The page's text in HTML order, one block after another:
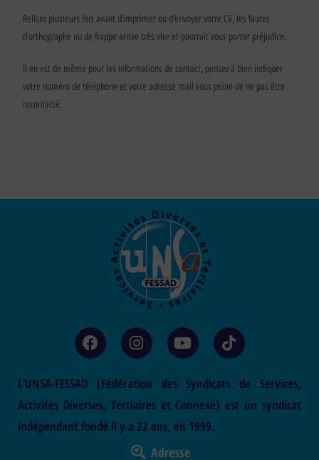
Relisez plusieurs fois avant d’imprimer ou d’envoyer votre CV, les fautes
d’orthographe ou de frappe arrive très vite et pourrait vous porter préjudice.
Il en est de même pour les informations de contact, pensez à bien indiquer
votre numéro de téléphone et votre adresse mail sous peine de ne pas être
recontacté.
L’UNSA-FESSAD (Fédération des Syndicats de Services,
Activités Diverses, Tertiaires et Connexe) est un syndicat
indépendant fondé il y a 22 ans, en 1999.
Adresse